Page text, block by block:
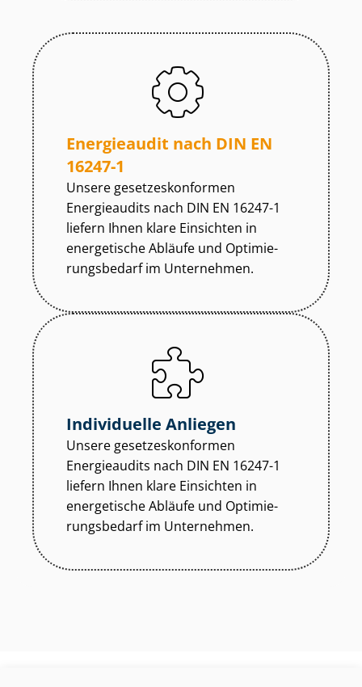
Energieaudit nach DIN EN
16247-1
Unsere ge­set­zes­kon­for­men
Energieaudits nach DIN EN 16247-1
liefern Ihnen klare Einsichten in
energetische Abläufe und Op­ti­mie­
rungs­be­darf im Unternehmen.
Individuelle Anliegen
Unsere ge­set­zes­kon­for­men
Energieaudits nach DIN EN 16247-1
liefern Ihnen klare Einsichten in
energetische Abläufe und Op­ti­mie­
rungs­be­darf im Unternehmen.